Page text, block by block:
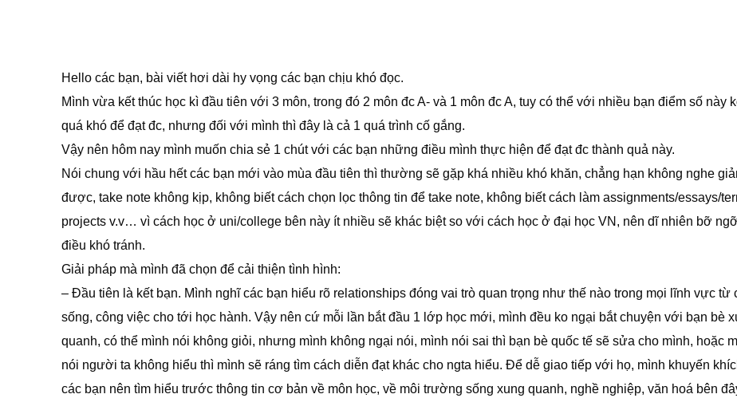
Hello các bạn, bài viết hơi dài hy vọng các bạn chịu khó đọc.
Mình vừa kết thúc học kì đầu tiên với 3 môn, trong đó 2 môn đc A- và 1 môn đc A, tuy có thể với nhiều bạn điểm số này
quá khó để đạt đc, nhưng đối với mình thì đây là cả 1 quá trình cố gắng.
Vậy nên hôm nay mình muốn chia sẻ 1 chút với các bạn những điều mình thực hiện để đạt đc thành quả này.
Nói chung với hầu hết các bạn mới vào mùa đầu tiên thì thường sẽ gặp khá nhiều khó khăn, chẳng hạn không nghe
được, take note không kịp, không biết cách chọn lọc thông tin để take note, không biết cách làm assignments/essays/
projects v.v… vì cách học ở uni/college bên này ít nhiều sẽ khác biệt so với cách học ở đại học VN, nên dĩ nhiên bỡ
điều khó tránh.
Giải pháp mà mình đã chọn để cải thiện tình hình:
– Đầu tiên là kết bạn. Mình nghĩ các bạn hiểu rõ relationships đóng vai trò quan trọng như thế nào trong mọi lĩnh vực từ
sống, công việc cho tới học hành. Vậy nên cứ mỗi lần bắt đầu 1 lớp học mới, mình đều ko ngại bắt chuyện với bạn bè
quanh, có thể mình nói không giỏi, nhưng mình không ngại nói, mình nói sai thì bạn bè quốc tế sẽ sửa cho mình, hoặc
nói người ta không hiểu thì mình sẽ ráng tìm cách diễn đạt khác cho ngta hiểu. Để dễ giao tiếp với họ, mình khuyến
các bạn nên tìm hiểu trước thông tin cơ bản về môn học, về môi trường sống xung quanh, nghề nghiệp, văn hoá bên